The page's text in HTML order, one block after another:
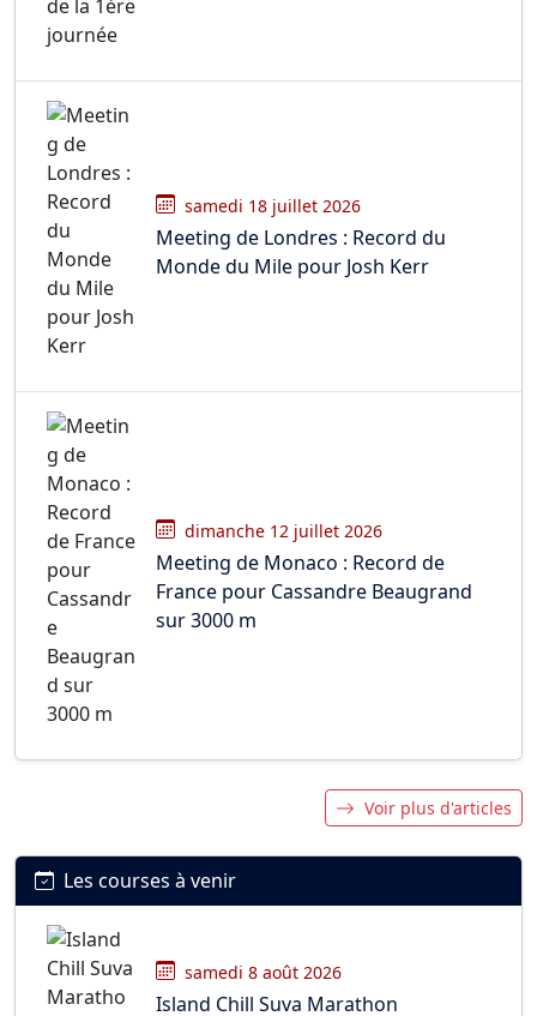
samedi 18 juillet 2026
Meeting de Londres : Record du
Monde du Mile pour Josh Kerr
dimanche 12 juillet 2026
Meeting de Monaco : Record de
France pour Cassandre Beaugrand
sur 3000 m
Voir plus d'articles
Les courses à venir
samedi 8 août 2026
Island Chill Suva Marathon